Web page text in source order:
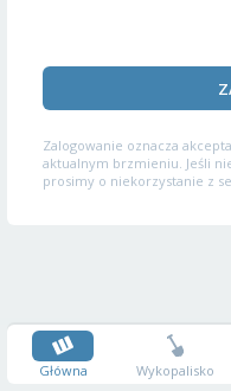
Zalogowanie oznacza
aktualnym brzmieniu. Jeśli
prosimy o niekorzystanie z
Główna Wykopalisko